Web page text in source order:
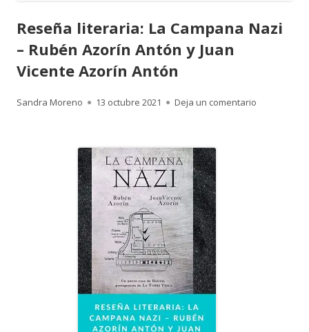
Reseña literaria: La Campana Nazi
– Rubén Azorín Antón y Juan
Vicente Azorín Antón
Autor
Sandra Moreno
Publicado
13 octubre 2021 Deja un comentario